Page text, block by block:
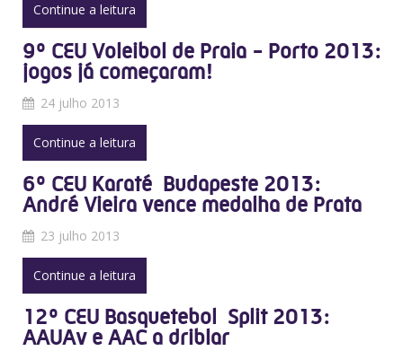
Continue a leitura
9º CEU Voleibol de Praia - Porto 2013:
jogos já começaram!
24 julho 2013
Continue a leitura
6º CEU Karaté  Budapeste 2013:
André Vieira vence medalha de Prata
23 julho 2013
Continue a leitura
12º CEU Basquetebol  Split 2013:
AAUAv e AAC a driblar